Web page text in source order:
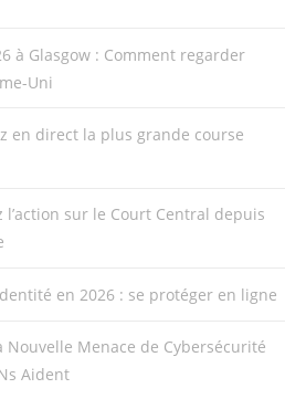
à Glasgow : Comment regarder
Uni
en direct la plus grande course
sur le Court Central depuis
en 2026 : se protéger en ligne
Nouvelle Menace de Cybersécurité
Aident